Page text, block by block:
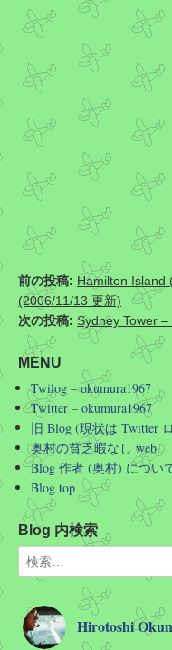
前の投稿: Hamilton Island
(2006/11/13 更新)
次の投稿: Sydney Tower
MENU
Twilog – okumura1967
Twitter – okumura1967
旧 Blog (現状は Twitter
奥村の貧乏暇なし web
Blog 作者 (奥村) につい
Blog top
Blog 内検索
Hirotoshi